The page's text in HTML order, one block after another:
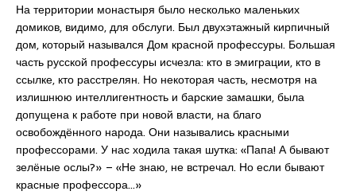
На территории монастыря было несколько маленьких
домиков, видимо, для обслуги. Был двухэтажный кирпичный
дом, который назывался Дом красной профессуры. Большая
часть русской профессуры исчезла: кто в эмиграции, кто в
ссылке, кто расстрелян. Но некоторая часть, несмотря на
излишнюю интеллигентность и барские замашки, была
допущена к работе при новой власти, на благо
освобождённого народа. Они назывались красными
профессорами. У нас ходила такая шутка: «Папа! А бывают
зелёные ослы?» – «Не знаю, не встречал. Но если бывают
красные профессора…»